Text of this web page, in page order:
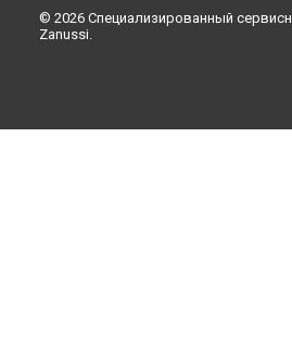
Zanussi вАстрахани
Замена жгута электропроводки
© 2026 Специализированный
Zanussi.